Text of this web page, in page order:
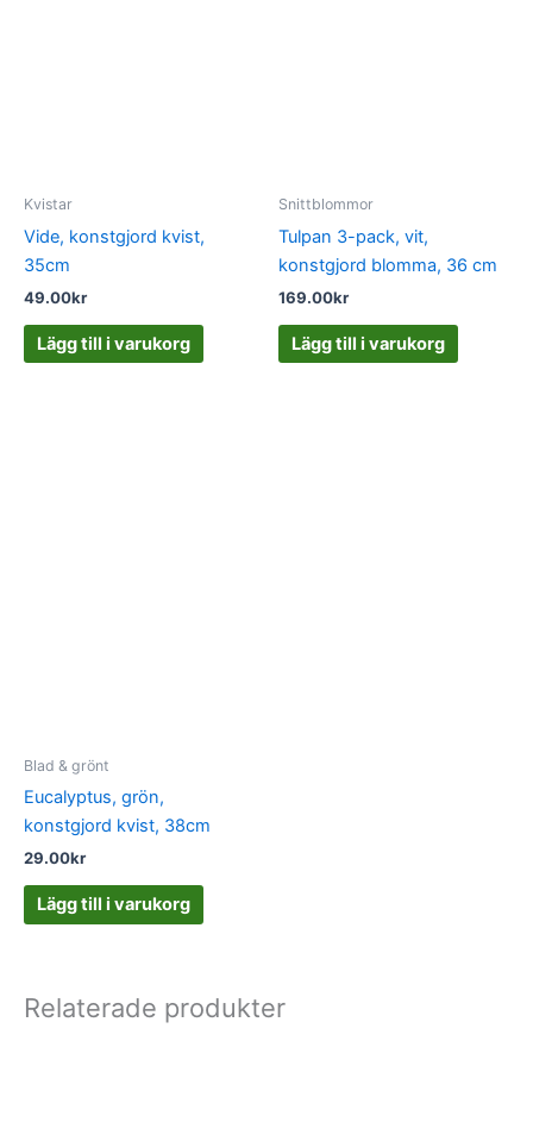
Kvistar
Vide, konstgjord kvist,
35cm
49.00kr
Lägg till i varukorg
Snittblommor
Tulpan 3-pack, vit,
konstgjord blomma, 36 cm
169.00kr
Lägg till i varukorg
Blad & grönt
Eucalyptus, grön,
konstgjord kvist, 38cm
29.00kr
Lägg till i varukorg
Relaterade produkter